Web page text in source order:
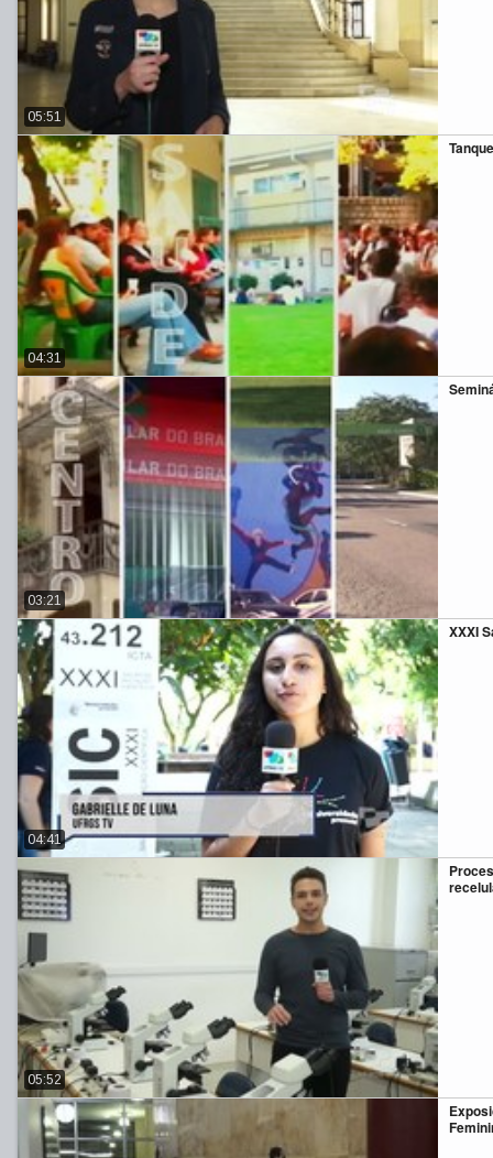
05:51
04:31
03:21
XXXI
04:41
05:52